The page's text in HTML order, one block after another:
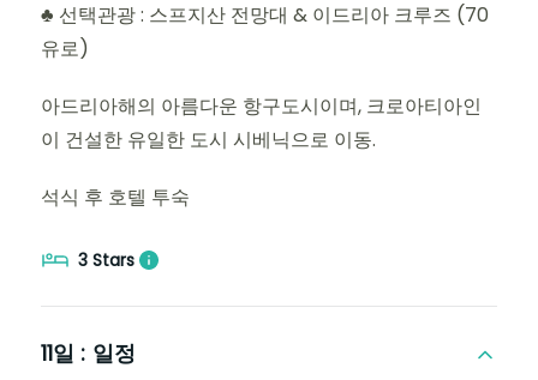
♣ 선택관광 : 스프지산 전망대 & 이드리아 크루즈 (70
유로)
아드리아해의 아름다운 항구도시이며, 크로아티아인
이 건설한 유일한 도시 시베닉으로 이동.
석식 후 호텔 투숙
3 Stars
11일 : 일정